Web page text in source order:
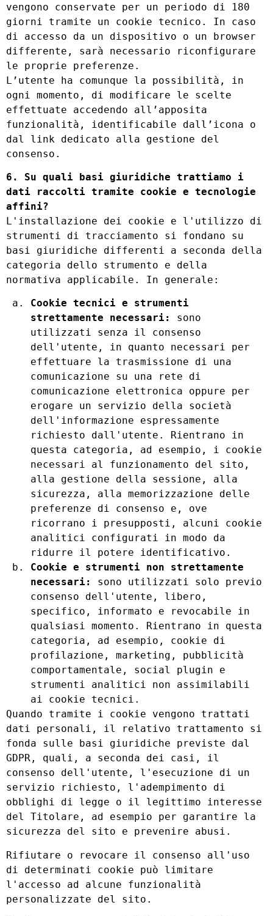
vengono conservate per un periodo di 180
giorni tramite un cookie tecnico. In caso
di accesso da un dispositivo o un browser
differente, sarà necessario riconfigurare
le proprie preferenze.
L’utente ha comunque la possibilità, in
ogni momento, di modificare le scelte
effettuate accedendo all’apposita
funzionalità, identificabile dall’icona o
dal link dedicato alla gestione del
consenso.
6. Su quali basi giuridiche trattiamo i
dati raccolti tramite cookie e tecnologie
affini?
L'installazione dei cookie e l'utilizzo di
strumenti di tracciamento si fondano su
basi giuridiche differenti a seconda della
categoria dello strumento e della
normativa applicabile. In generale:
Cookie tecnici e strumenti
strettamente necessari:
sono
utilizzati senza il consenso
dell'utente, in quanto necessari per
effettuare la trasmissione di una
comunicazione su una rete di
comunicazione elettronica oppure per
erogare un servizio della società
dell'informazione espressamente
richiesto dall'utente. Rientrano in
questa categoria, ad esempio, i cookie
necessari al funzionamento del sito,
alla gestione della sessione, alla
sicurezza, alla memorizzazione delle
preferenze di consenso e, ove
ricorrano i presupposti, alcuni cookie
analitici configurati in modo da
ridurre il potere identificativo.
Cookie e strumenti non strettamente
necessari:
sono utilizzati solo previo
consenso dell'utente, libero,
specifico, informato e revocabile in
qualsiasi momento. Rientrano in questa
categoria, ad esempio, cookie di
profilazione, marketing, pubblicità
comportamentale, social plugin e
strumenti analitici non assimilabili
ai cookie tecnici.
Quando tramite i cookie vengono trattati
dati personali, il relativo trattamento si
fonda sulle basi giuridiche previste dal
GDPR, quali, a seconda dei casi, il
consenso dell'utente, l'esecuzione di un
servizio richiesto, l'adempimento di
obblighi di legge o il legittimo interesse
del Titolare, ad esempio per garantire la
sicurezza del sito e prevenire abusi.
Rifiutare o revocare il consenso all'uso
di determinati cookie può limitare
l'accesso ad alcune funzionalità
personalizzate del sito.